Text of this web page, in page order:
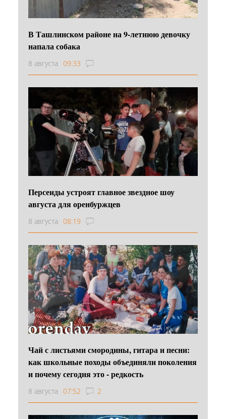
В Ташлинском районе на 9-летнюю девочку
напала собака
8 августа 09:33
Персеиды устроят главное звездное шоу
августа для оренбуржцев
8 августа 08:19
Чай с листьями смородины, гитара и песни:
как школьные походы объединяли поколения
и почему сегодня это - редкость
8 августа 07:52 2